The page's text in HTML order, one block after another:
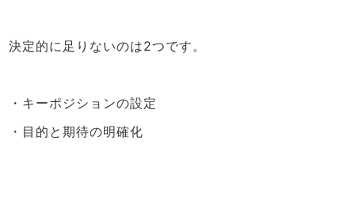
決定的に足りないのは2つです。
・キーポジションの設定
・目的と期待の明確化